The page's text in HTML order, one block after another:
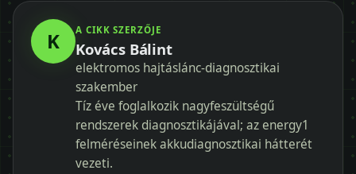
K A CIKK SZERZŐJE
Kovács Bálint
elektromos hajtáslánc-diagnosztikai
szakember
Tíz éve foglalkozik nagyfeszültségű
rendszerek diagnosztikájával; az energy1
felméréseinek akkudiagnosztikai hátterét
vezeti.